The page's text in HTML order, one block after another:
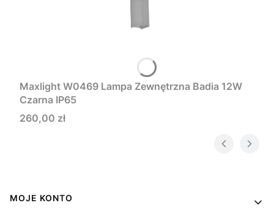
Maxlight W0469 Lampa Zewnętrzna Badia 12W
Czarna IP65
Cena
260,00 zł
Linki w stopce
MOJE KONTO